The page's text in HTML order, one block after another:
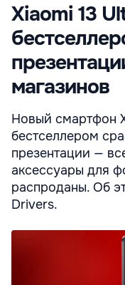
Xiaomi 13
магазинов
Новый смартфон
бестселлером
презентации —
аксессуары для
распроданы. Об
Drivers.